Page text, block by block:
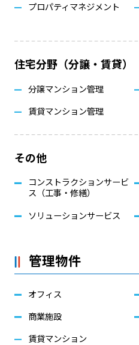
プロパティマネジメント
住宅分野（分譲・賃貸）
分譲マンション管理
賃貸マンション管理
その他
コンストラクションサービ
ス（工事・修繕）
ソリューションサービス
管理物件
オフィス
商業施設
賃貸マンション